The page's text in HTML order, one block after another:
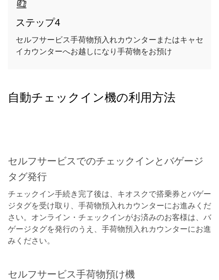
ステップ4
セルフサービス手荷物預入れカウンターまたはキャセ
イカウンターへお越しになり手荷物をお預け
自動チェックイン機の利用方法
セルフサービスでのチェックインとバゲージ
タグ発行
チェックイン手続き完了後は、キオスクで搭乗券とバゲー
ジタグを受け取り、手荷物預入れカウンターにお進みくだ
さい。オンライン・チェックインがお済みのお客様は、バ
ゲージタグを発行のうえ、手荷物預入れカウンターにお進
みください。
セルフサービス手荷物預け機